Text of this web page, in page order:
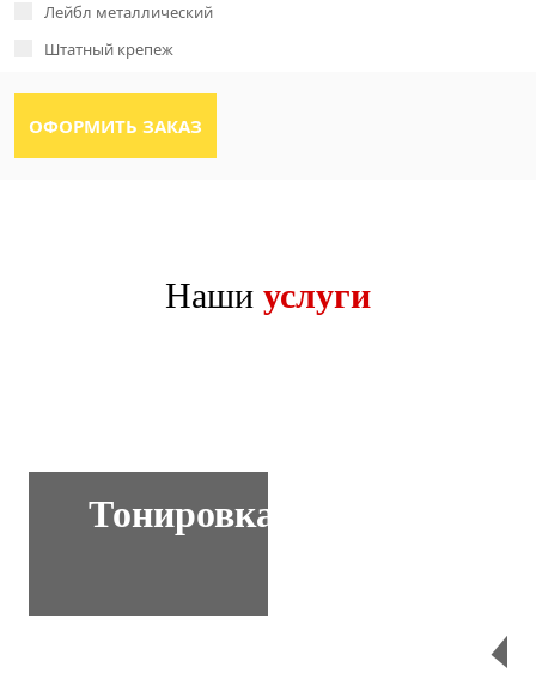
Лейбл металлический
Штатный крепеж
Наши услуги
Тонировка